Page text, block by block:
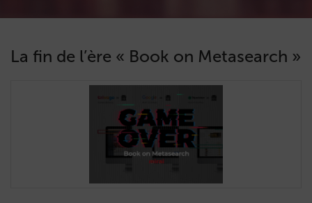
La fin de l’ère « Book on Metasearch »